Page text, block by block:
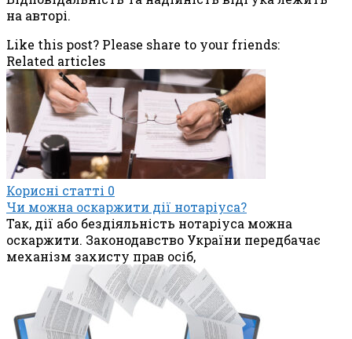
на авторі.
Like this post? Please share to your friends:
Related articles
Корисні статті 0
Чи можна оскаржити дії нотаріуса?
Так, дії або бездіяльність нотаріуса можна
оскаржити. Законодавство України передбачає
механізм захисту прав осіб,